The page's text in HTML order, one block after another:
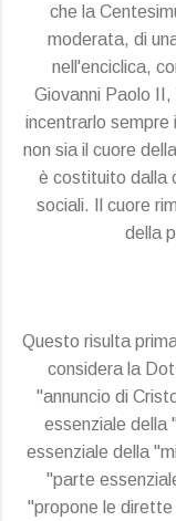
che la
moderata, di
nell'enciclica,
Giovanni Paolo II,
incentrarlo sempre
non sia il cuore
è costituito dalla
sociali. Il cuore
della
Questo risulta
considera la
"annuncio di
essenziale della
essenziale della
"parte
"propone le